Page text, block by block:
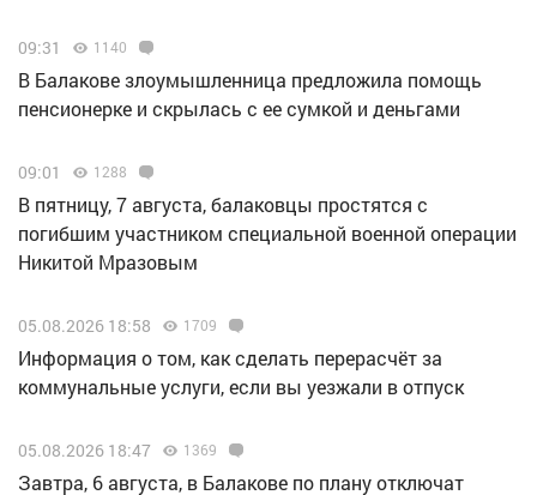
09:31 1140
В Балакове злоумышленница предложила помощь
пенсионерке и скрылась с ее сумкой и деньгами
09:01 1288
В пятницу, 7 августа, балаковцы простятся с
погибшим участником специальной военной операции
Никитой Мразовым
05.08.2026 18:58 1709
Информация о том, как сделать перерасчёт за
коммунальные услуги, если вы уезжали в отпуск
05.08.2026 18:47 1369
Завтра, 6 августа, в Балакове по плану отключат